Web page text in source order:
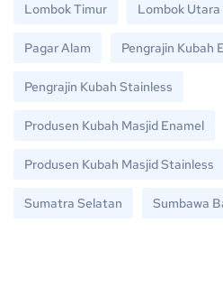
Lombok Timur Lombok Utara
Pagar Alam Pengrajin Kubah
Pengrajin Kubah Stainless
Produsen Kubah Masjid Enamel
Produsen Kubah Masjid Stainless
Sumatra Selatan Sumbawa